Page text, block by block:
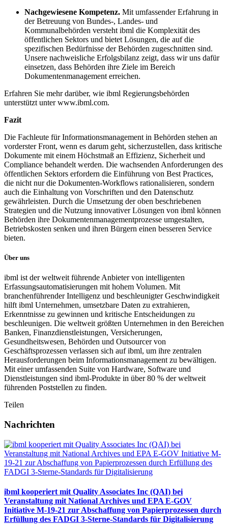
Nachgewiesene Kompetenz. Mit umfassender Erfahrung in
der Betreuung von Bundes-, Landes- und
Kommunalbehörden versteht ibml die Komplexität des
öffentlichen Sektors und bietet Lösungen, die auf die
spezifischen Bedürfnisse der Behörden zugeschnitten sind.
Unsere nachweisliche Erfolgsbilanz zeigt, dass wir uns dafür
einsetzen, dass Behörden ihre Ziele im Bereich
Dokumentenmanagement erreichen.
Erfahren Sie mehr darüber, wie ibml Regierungsbehörden
unterstützt unter www.ibml.com.
Fazit
Die Fachleute für Informationsmanagement in Behörden stehen an
vorderster Front, wenn es darum geht, sicherzustellen, dass kritische
Dokumente mit einem Höchstmaß an Effizienz, Sicherheit und
Compliance behandelt werden. Die wachsenden Anforderungen des
öffentlichen Sektors erfordern die Einführung von Best Practices,
die nicht nur die Dokumenten-Workflows rationalisieren, sondern
auch die Einhaltung von Vorschriften und den Datenschutz
gewährleisten. Durch die Umsetzung der oben beschriebenen
Strategien und die Nutzung innovativer Lösungen von ibml können
Behörden ihre Dokumentenmanagementprozesse umgestalten,
Betriebskosten senken und ihren Bürgern einen besseren Service
bieten.
Über uns
ibml ist der weltweit führende Anbieter von intelligenten
Erfassungsautomatisierungen mit hohem Volumen. Mit
branchenführender Intelligenz und beschleunigter Geschwindigkeit
hilft ibml Unternehmen, umsetzbare Daten zu extrahieren,
Erkenntnisse zu gewinnen und kritische Entscheidungen zu
beschleunigen. Die weltweit größten Unternehmen in den Bereichen
Banken, Finanzdienstleistungen, Versicherungen,
Gesundheitswesen, Behörden und Outsourcer von
Geschäftsprozessen verlassen sich auf ibml, um ihre zentralen
Herausforderungen beim Informationsmanagement zu bewältigen.
Mit einer umfassenden Suite von Hardware, Software und
Dienstleistungen sind ibml-Produkte in über 80 % der weltweit
führenden Poststellen zu finden.
Teilen
Nachrichten
ibml kooperiert mit Quality Associates Inc (QAI) bei
Veranstaltung mit National Archives und EPA E-GOV
Initiative M-19-21 zur Abschaffung von Papierprozessen durch
Erfüllung des FADGI 3-Sterne-Standards für Digitalisierung